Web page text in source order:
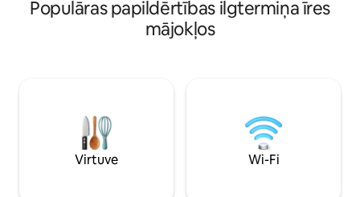
Populāras papildērtības ilgtermiņa īres
mājokļos
Virtuve Wi-Fi